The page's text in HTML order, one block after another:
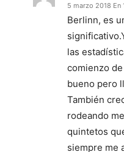
5 marzo 2018 En
Berlinn, es
las
comienzo
bueno pero
También
rodeando
quintetos
siempre me